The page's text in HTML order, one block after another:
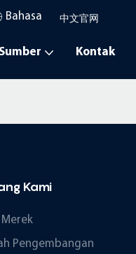
Bahasa 中文官网
Sumber Kontak
Kami
Merek
Pengembangan